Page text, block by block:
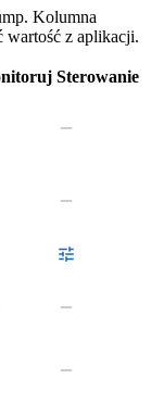
Kolumna
wartość z aplikacji.
Sterowanie
remove
remove
tune
remove
remove